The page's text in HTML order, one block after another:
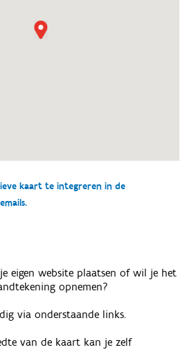
kaart te integreren in de
eigen website plaatsen of wil je het
opnemen?
via onderstaande links.
van de kaart kan je zelf